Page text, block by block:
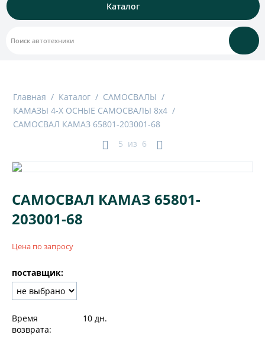
Каталог
Главная / Каталог / САМОСВАЛЫ /
КАМАЗЫ 4-X ОСНЫЕ САМОСВАЛЫ 8x4 /
САМОСВАЛ КАМАЗ 65801-203001-68
5 из 6
САМОСВАЛ КАМАЗ 65801-
203001-68
Цена по запросу
поставщик:
Время
возврата:
10 дн.